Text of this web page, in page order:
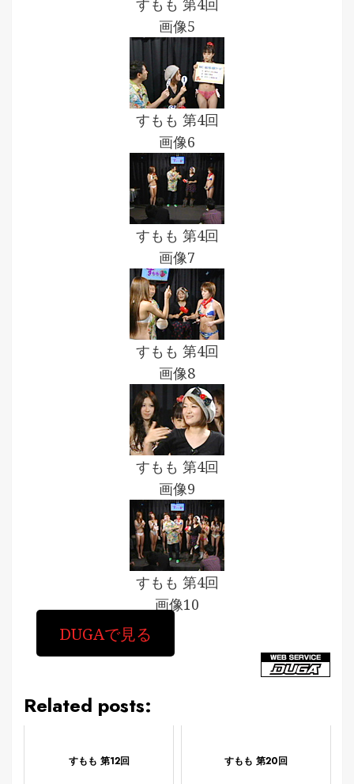
画像5
すもも 第4回
画像6
すもも 第4回
画像7
すもも 第4回
画像8
すもも 第4回
画像9
すもも 第4回
画像10
DUGAで見る
Related posts:
すもも 第12回 すもも 第20回